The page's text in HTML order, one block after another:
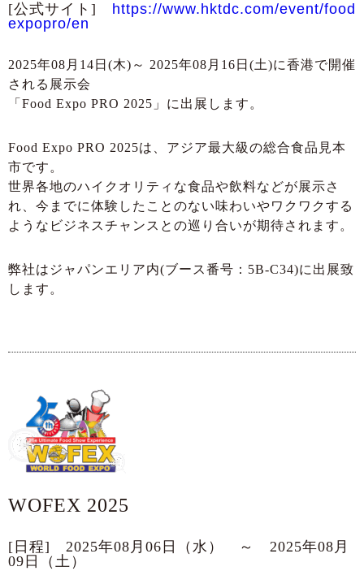
[公式サイト] https://www.hktdc.com/event/food
expopro/en
2025年08月14日(木)～ 2025年08月16日(土)に香港で開催
される展示会
「Food Expo PRO 2025」に出展します。
Food Expo PRO 2025は、アジア最大級の総合食品見本
市です。
世界各地のハイクオリティな食品や飲料などが展示さ
れ、今までに体験したことのない味わいやワクワクする
ようなビジネスチャンスとの巡り合いが期待されます。
弊社はジャパンエリア内(ブース番号：5B-C34)に出展致
します。
WOFEX 2025
[日程] 2025年08月06日（水） ～ 2025年08月
09日（土）